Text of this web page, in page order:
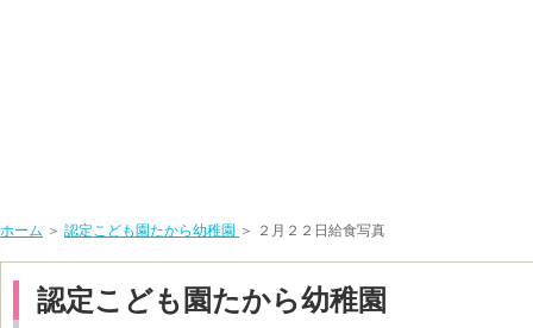
ホーム ＞ 認定こども園たから幼稚園 ＞ ２月２２日給食写真
認定こども園たから幼稚園